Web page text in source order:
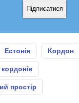
Підписатися
Естонія Кордон
простір